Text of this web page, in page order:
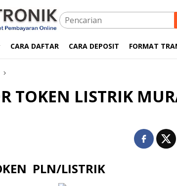
CARA DAFTAR CARA DEPOSIT FORMAT
TOKEN LISTRIK
PLN/LISTRIK